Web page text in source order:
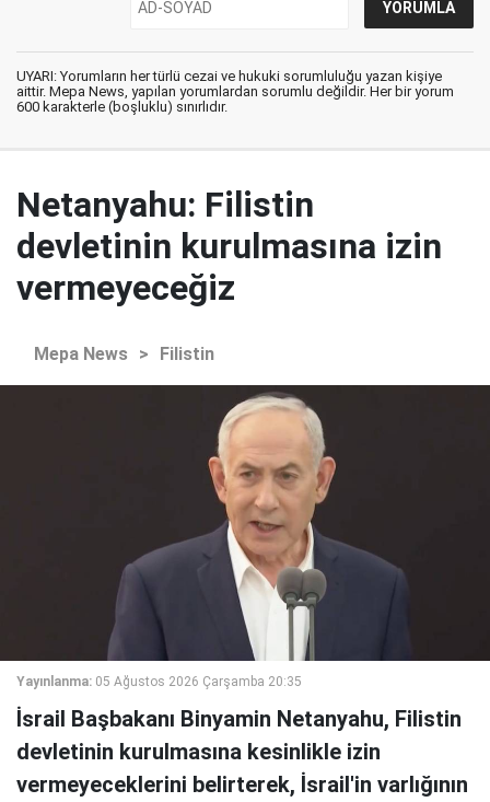
UYARI: Yorumların her türlü cezai ve hukuki sorumluluğu yazan kişiye
aittir. Mepa News, yapılan yorumlardan sorumlu değildir. Her bir yorum
600 karakterle (boşluklu) sınırlıdır.
Netanyahu: Filistin
devletinin kurulmasına izin
vermeyeceğiz
Mepa News > Filistin
Yayınlanma: 05 Ağustos 2026 Çarşamba 20:35
İsrail Başbakanı Binyamin Netanyahu, Filistin
devletinin kurulmasına kesinlikle izin
vermeyeceklerini belirterek, İsrail'in varlığının